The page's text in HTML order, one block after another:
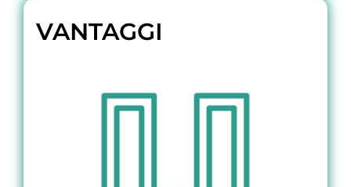
VANTAGGI